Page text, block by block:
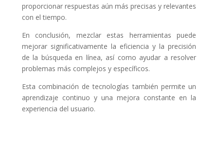
proporcionar respuestas aún más precisas y relevantes
con el tiempo.
En conclusión, mezclar estas herramientas puede
mejorar significativamente la eficiencia y la precisión
de la búsqueda en línea, así como ayudar a resolver
problemas más complejos y específicos.
Esta combinación de tecnologías también permite un
aprendizaje continuo y una mejora constante en la
experiencia del usuario.